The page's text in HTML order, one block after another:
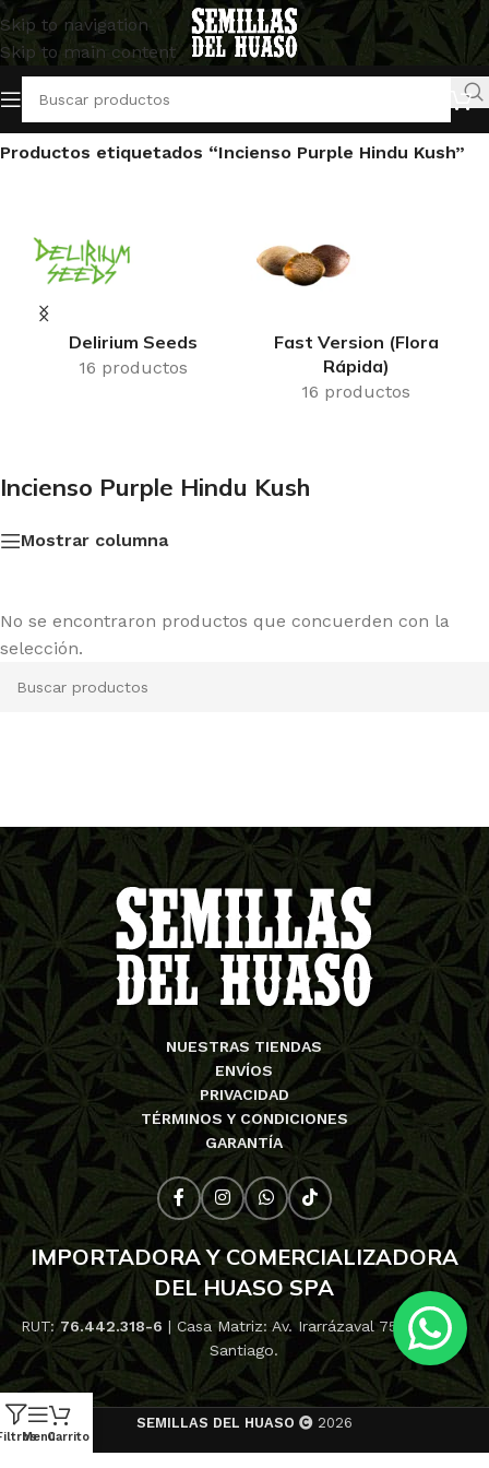
Skip to navigation
Skip to main content
Inicio/
Productos etiquetados “Incienso Purple Hindu Kush”
Delirium Seeds
16 productos
Fast Version (Flora
Rápida)
16 productos
Incienso Purple Hindu Kush
Mostrar columna
No se encontraron productos que concuerden con la
selección.
NUESTRAS TIENDAS
ENVÍOS
PRIVACIDAD
TÉRMINOS Y CONDICIONES
GARANTÍA
IMPORTADORA Y COMERCIALIZADORA
DEL HUASO SPA
RUT:76.442.318-6 | Casa Matriz: Av. Irarrázaval 753, Ñuñoa,
Santiago.
SEMILLAS DEL HUASO 2026
MenúCarrito